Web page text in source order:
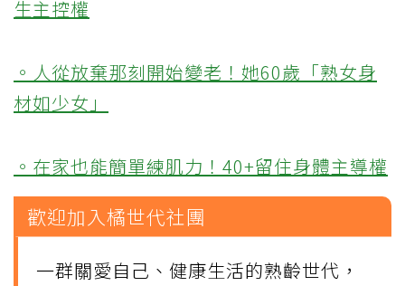
生主控權
。人從放棄那刻開始變老！她60歲「熟女身
材如少女」
。在家也能簡單練肌力！40+留住身體主導權
歡迎加入橘世代社團
一群關愛自己、健康生活的熟齡世代，